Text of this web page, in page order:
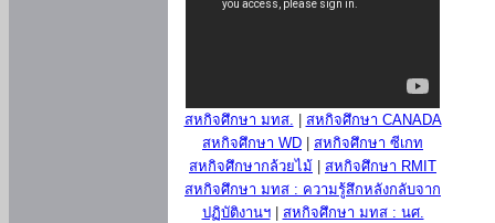
สหกิจศึกษา มทส.
สหกิจศึกษา CANADA
สหกิจศึกษา WD
สหกิจศึกษา ซีเกท
สหกิจศึกษากล้วยไม้
สหกิจศึกษา RMIT
สหกิจศึกษา มทส : ความรู้สึกหลังกลับจาก
ปฏิบัติงานฯ| สหกิจศึกษา มทส : นศ.